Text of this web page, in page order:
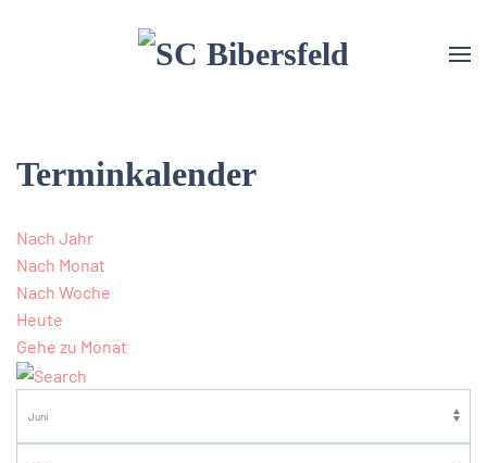
Terminkalender
Nach Jahr
Nach Monat
Nach Woche
Heute
Gehe zu Monat